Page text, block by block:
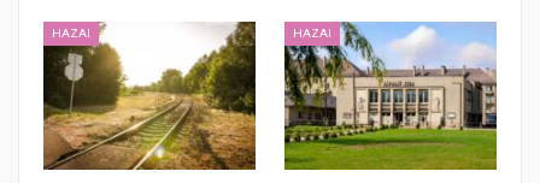
HAZAI HAZAI